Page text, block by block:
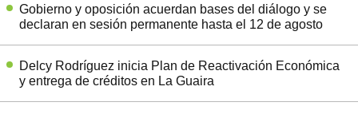
Gobierno y oposición acuerdan bases del diálogo y se
declaran en sesión permanente hasta el 12 de agosto
Delcy Rodríguez inicia Plan de Reactivación Económica
y entrega de créditos en La Guaira